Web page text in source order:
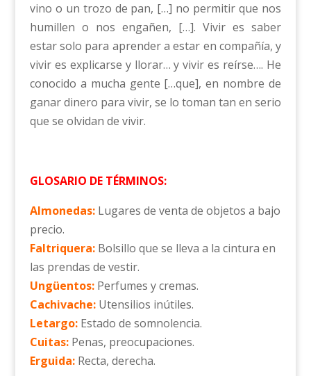
vino o un trozo de pan, […] no permitir que nos
humillen o nos engañen, […]. Vivir es saber
estar solo para aprender a estar en compañía, y
vivir es explicarse y llorar… y vivir es reírse…. He
conocido a mucha gente […que], en nombre de
ganar dinero para vivir, se lo toman tan en serio
que se olvidan de vivir.
GLOSARIO DE TÉRMINOS:
Almonedas:Lugares de venta de objetos a bajo
precio.
Faltriquera:Bolsillo que se lleva a la cintura en
las prendas de vestir.
Ungüentos:Perfumes y cremas.
Cachivache:Utensilios inútiles.
Letargo:Estado de somnolencia.
Cuitas:Penas, preocupaciones.
Erguida:Recta, derecha.